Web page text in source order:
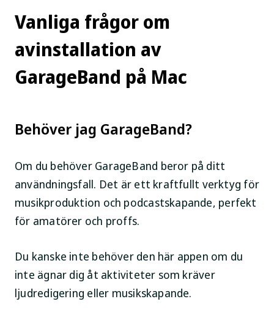
Vanliga frågor om
avinstallation av
GarageBand på Mac
Behöver jag GarageBand?
Om du behöver GarageBand beror på ditt
användningsfall. Det är ett kraftfullt verktyg för
musikproduktion och podcastskapande, perfekt
för amatörer och proffs.
Du kanske inte behöver den här appen om du
inte ägnar dig åt aktiviteter som kräver
ljudredigering eller musikskapande.